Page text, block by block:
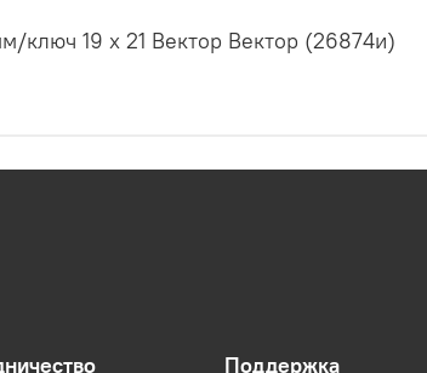
ключ 19 х 21 Вектор Вектор (26874и)
Поддержка